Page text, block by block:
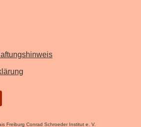
Freiburg Conrad Schroeder Institut e. V.